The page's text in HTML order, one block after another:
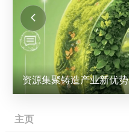
资源集聚铸造产业新优势
主页